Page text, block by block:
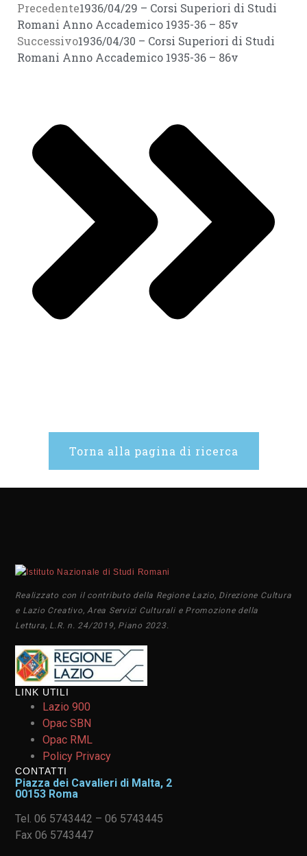
Precedente1936/04/29 – Corsi Superiori di Studi
Romani Anno Accademico 1935-36 – 85v
Successivo1936/04/30 – Corsi Superiori di Studi
Romani Anno Accademico 1935-36 – 86v
Torna alla pagina di ricerca
Realizzato con il contributo della Regione Lazio, Direzione Cultura
e Lazio Creativo, Area Servizi Culturali e Promozione della
Lettura, L.R. n. 24/2019, Piano 2023.
LINK UTILI
Lazio 900
Opac SBN
Opac RML
Policy Privacy
CONTATTI
Piazza dei Cavalieri di Malta, 2
00153 Roma
Tel. 06 5743442 – 06 5743445
Fax 06 5743447